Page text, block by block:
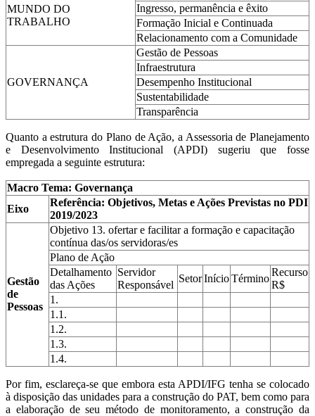
MUNDO DO
TRABALHO
Ingresso, permanência e êxito
Formação Inicial e Continuada
Relacionamento com a Comunidade
GOVERNANÇA
Gestão de Pessoas
Infraestrutura
Desempenho Institucional
Sustentabilidade
Transparência
Quanto a estrutura do Plano de Ação, a Assessoria de Planejamento
e Desenvolvimento Institucional (APDI) sugeriu que fosse
empregada a seguinte estrutura:
Macro Tema: Governança
Eixo
Referência: Objetivos, Metas e Ações Previstas no PDI
2019/2023
Gestão
de
Pessoas
Objetivo 13. ofertar e facilitar a formação e capacitação
contínua das/os servidoras/es
Plano de Ação
Detalhamento
das Ações
Servidor
Responsável
SetorInícioTérmino
Recurso
R$
1.
1.1.
1.2.
1.3.
1.4.
Por fim, esclareça-se que embora esta APDI/IFG tenha se colocado
à disposição das unidades para a construção do PAT, bem como para
a elaboração de seu método de monitoramento, a construção da